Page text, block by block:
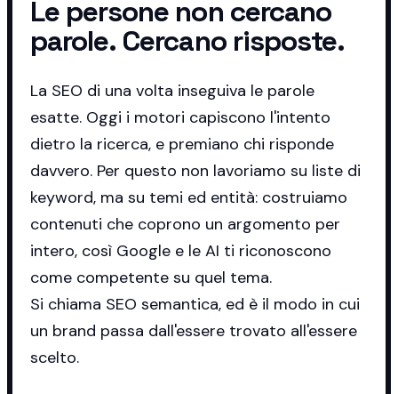
Le persone non cercano
parole. Cercano risposte.
La SEO di una volta inseguiva le parole
esatte. Oggi i motori capiscono l'intento
dietro la ricerca, e premiano chi risponde
davvero. Per questo non lavoriamo su liste di
keyword, ma su temi ed entità: costruiamo
contenuti che coprono un argomento per
intero, così Google e le AI ti riconoscono
come competente su quel tema.
Si chiama SEO semantica, ed è il modo in cui
un brand passa dall'essere trovato all'essere
scelto.